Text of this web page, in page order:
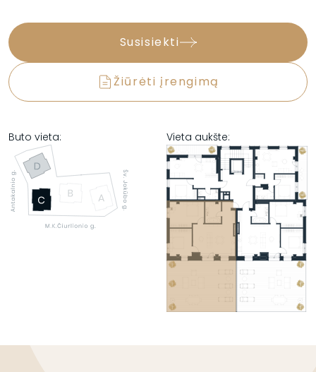
Susisiekti
Žiūrėti įrengimą
Buto vieta: Vieta aukšte: